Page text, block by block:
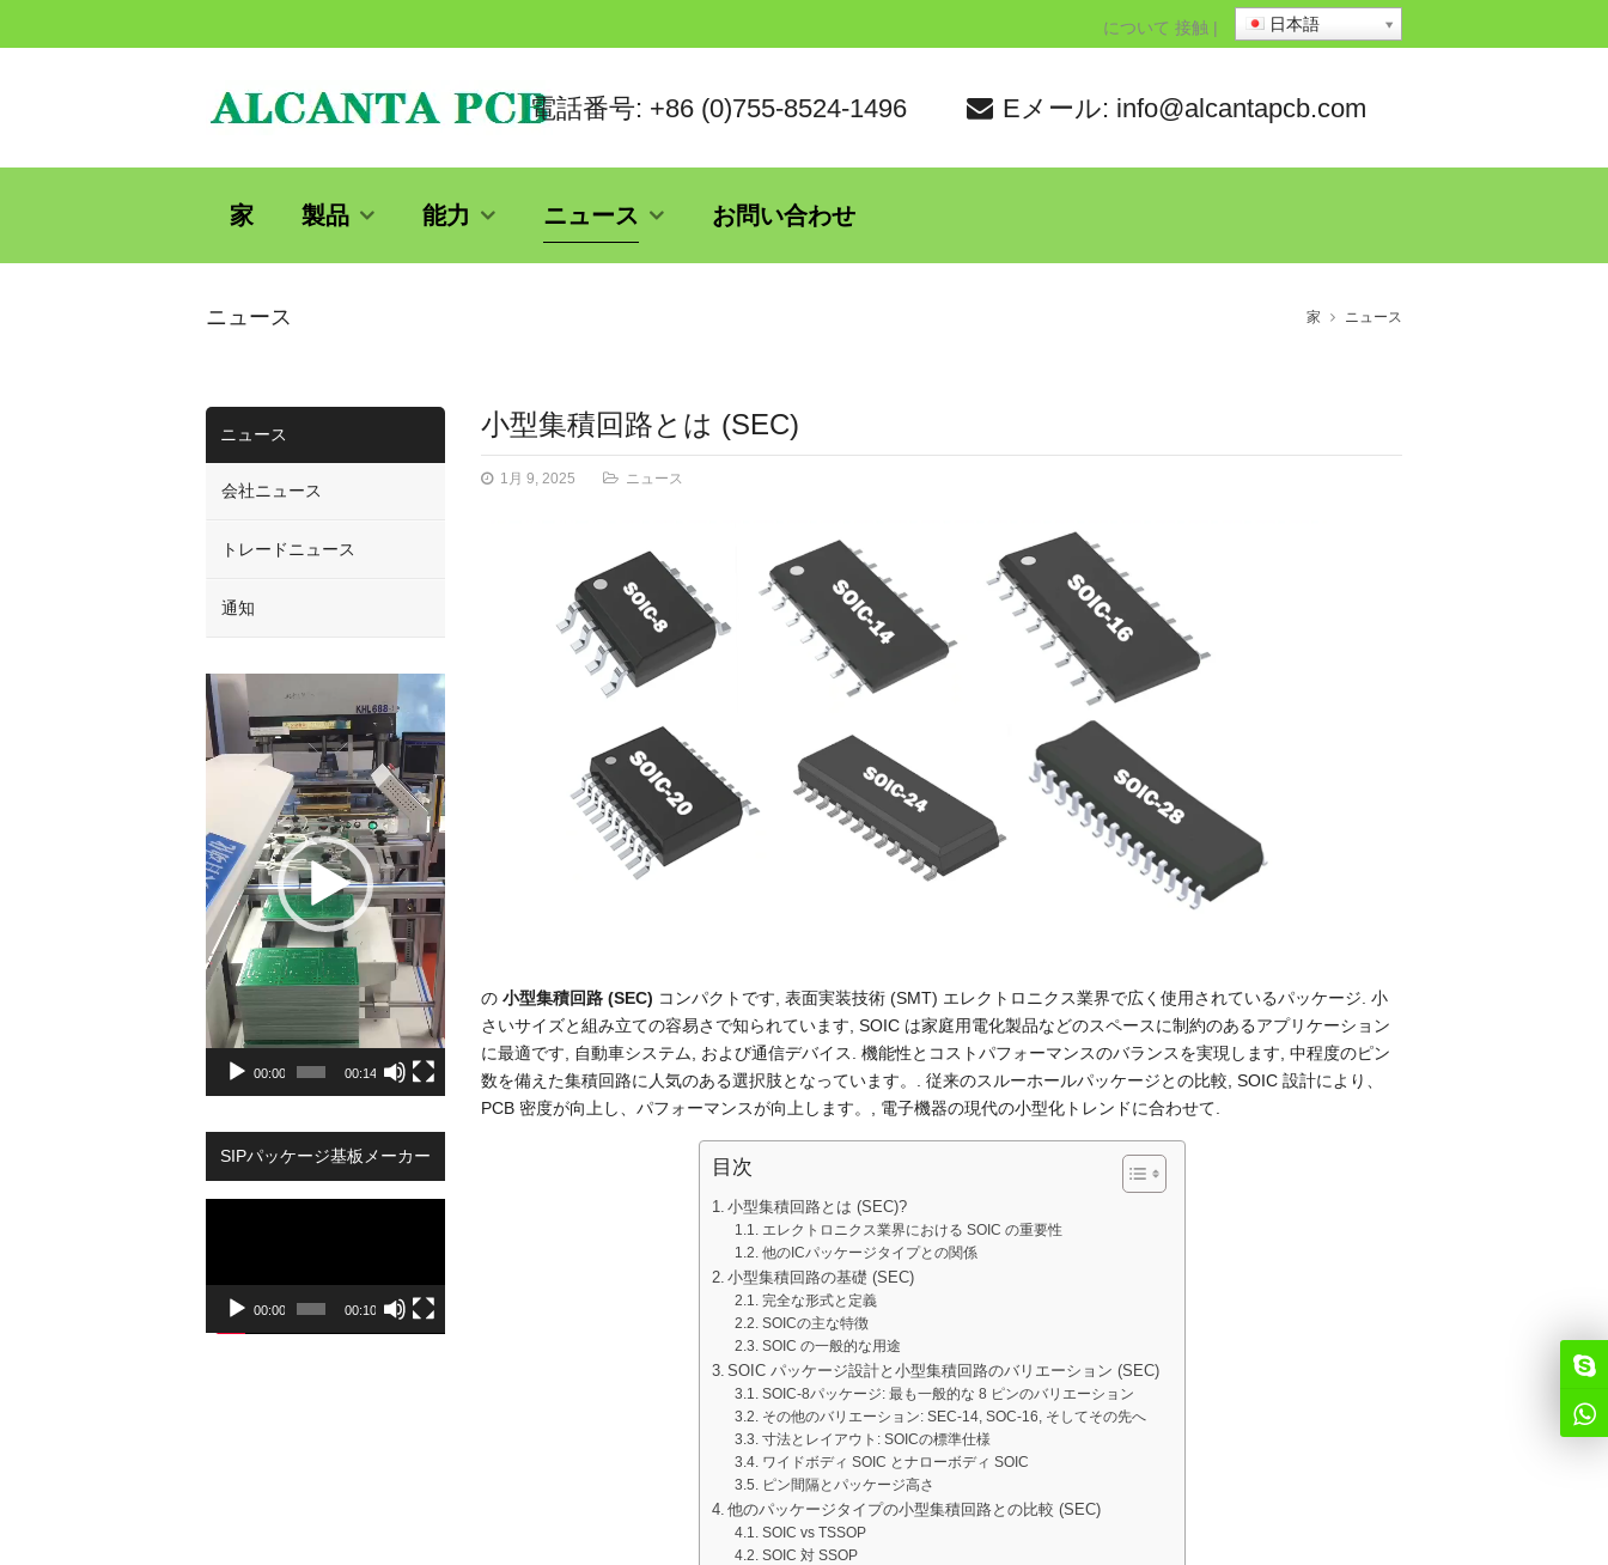
について 接触 | 日本語
電話番号: +86 (0)755-8524-1496 Eメール: info@alcantapcb.com
家 製品 能力 ニュース お問い合わせ
ニュース 家 ニュース
小型集積回路とは (SEC)
1月 9, 2025 ニュース
の 小型集積回路 (SEC) コンパクトです, 表面実装技術 (SMT) エレクトロニクス業界で広く使用されているパッケージ. 小
さいサイズと組み立ての容易さで知られています, SOIC は家庭用電化製品などのスペースに制約のあるアプリケーション
に最適です, 自動車システム, および通信デバイス. 機能性とコストパフォーマンスのバランスを実現します, 中程度のピン
数を備えた集積回路に人気のある選択肢となっています。. 従来のスルーホールパッケージとの比較, SOIC 設計により、
PCB 密度が向上し、パフォーマンスが向上します。, 電子機器の現代の小型化トレンドに合わせて.
目次
小型集積回路とは (SEC)?
エレクトロニクス業界における SOIC の重要性
他のICパッケージタイプとの関係
小型集積回路の基礎 (SEC)
完全な形式と定義
SOICの主な特徴
SOIC の一般的な用途
SOIC パッケージ設計と小型集積回路のバリエーション (SEC)
SOIC-8パッケージ: 最も一般的な 8 ピンのバリエーション
その他のバリエーション: SEC-14, SOC-16, そしてその先へ
寸法とレイアウト: SOICの標準仕様
ワイドボディ SOIC とナローボディ SOIC
ピン間隔とパッケージ高さ
他のパッケージタイプの小型集積回路との比較 (SEC)
SOIC vs TSSOP
SOIC 対 SSOP
ニュース
会社ニュース
トレードニュース
通知
Video
Player
00:00 00:14
SIPパッケージ基板メーカー
00:00 00:10